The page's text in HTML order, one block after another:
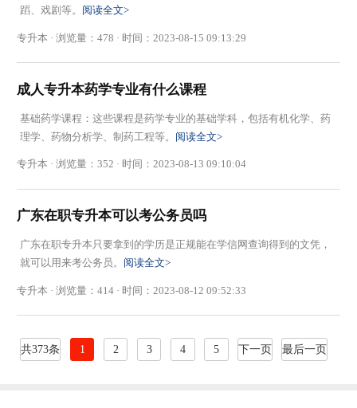
蹈、戏剧等。 阅读全文>
专升本 · 浏览量：478 · 时间：2023-08-15 09:13:29
成人专升本药学专业有什么课程
基础药学课程：这些课程是药学专业的基础学科，包括有机化学、药
理学、药物分析学、制药工程等。 阅读全文>
专升本 · 浏览量：352 · 时间：2023-08-13 09:10:04
广东在职专升本可以考公务员吗
广东在职专升本只要拿到的学历是正规能在学信网查询得到的文凭，
就可以用来考公务员。 阅读全文>
专升本 · 浏览量：414 · 时间：2023-08-12 09:52:33
共373条 1 2 3 4 5 下一页 最后一页